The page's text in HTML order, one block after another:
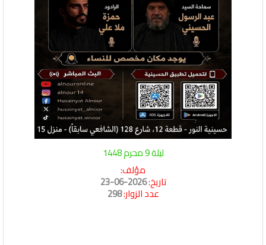
ليلة 9 محرم 1448
مؤلف:
تاريخ:2026-06-23
عدد الزوار:298